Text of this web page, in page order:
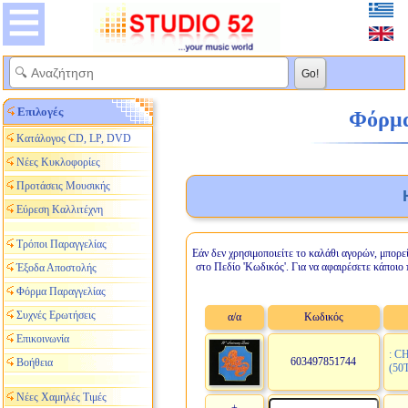
Επιλογές
Κατάλογος CD, LP, DVD
Νέες Κυκλοφορίες
Προτάσεις Μουσικής
Εύρεση Καλλιτέχνη
Τρόποι Παραγγελίας
Έξοδα Αποστολής
Φόρμα Παραγγελίας
Συχνές Ερωτήσεις
Επικοινωνία
Βοήθεια
Νέες Χαμηλές Τιμές
Εάν δεν χρησιμοποιείτε το καλάθι αγορών,
στο Πεδίο 'Κωδικός'. Για να αφαιρέσετε κάποιο
α/α Κωδικός
603497851744
: